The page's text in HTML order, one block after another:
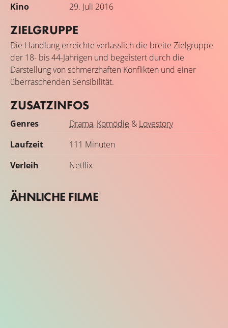
Kino 29. Juli 2016
ZIELGRUPPE
Die Handlung erreichte verlässlich die breite Zielgruppe
der 18- bis 44-Jährigen und begeistert durch die
Darstellung von schmerzhaften Konflikten und einer
überraschenden Sensibilität.
ZUSATZINFOS
Genres Drama, Komödie & Lovestory
Laufzeit
111 Minuten
Verleih
Netflix
ÄHNLICHE FILME